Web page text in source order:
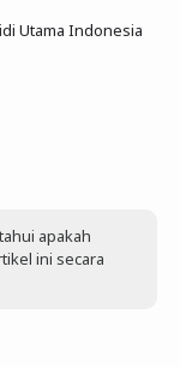
Utama Indonesia
apakah
ini secara